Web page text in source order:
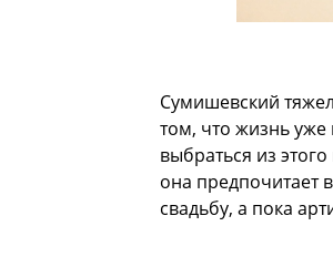
Сумишевский
том, что жизнь
выбраться из
она предпочитает
свадьбу, а пока